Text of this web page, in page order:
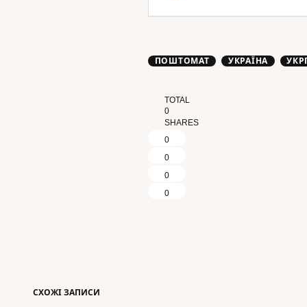
ПОШТОМАТ УКРАЇНА
TOTAL
0
SHARES
0
0
0
0
СХОЖІ ЗАПИСИ